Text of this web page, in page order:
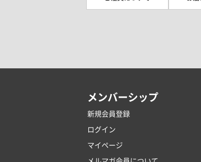
メンバーシップ
新規会員登録
ログイン
マイページ